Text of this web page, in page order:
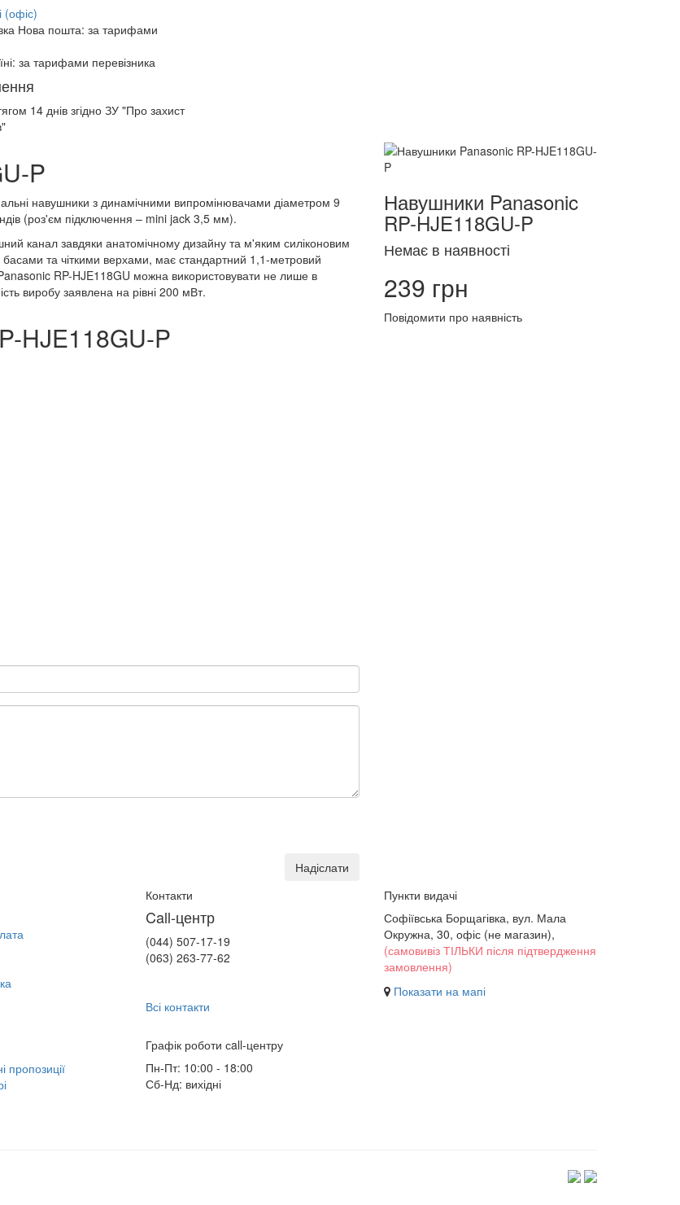
(офіс)
Нова пошта: за тарифами
за тарифами перевізника
14 днівзгідно ЗУ "Про захист
P
навушники з динамічними випромінювачами діаметром 9
(роз'єм підключення – mini jack 3,5 мм).
канал завдяки анатомічному дизайну та м'яким силіконовим
басами та чіткими верхами, має стандартний 1,1-метровий
RP-HJE118GU можна використовувати не лише в
виробу заявлена на рівні 200 мВт.
HJE118GU-P
Надіслати
Навушники Panasonic
RP-HJE118GU-P
Немає в наявності
239 грн
Повідомити про наявність
пропозиції
Контакти
Call-центр
(044) 507-17-19
(063) 263-77-62
Всі контакти
Графік роботи сall-центру
Пн-Пт: 10:00 - 18:00
Сб-Нд: вихідні
Пункти видачі
Софіївська Борщагівка, вул. Мала
Окружна, 30, офіс (не магазин),
(самовивіз ТІЛЬКИ після підтвердження
замовлення)
Показати на мапі